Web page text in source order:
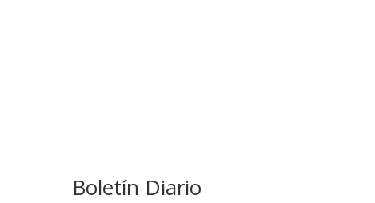
Boletín Diario